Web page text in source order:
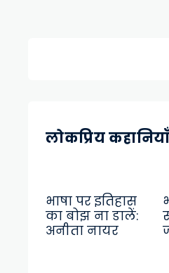
लोकप्रिय
भाषा पर इतिहास
का बोझ ना डालें:
अनीता नायर